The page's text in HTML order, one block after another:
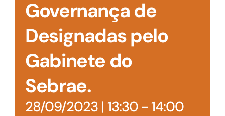
Governança de
Designadas pelo
Gabinete do
Sebrae.
28/09/2023 | 13:30- 14:00